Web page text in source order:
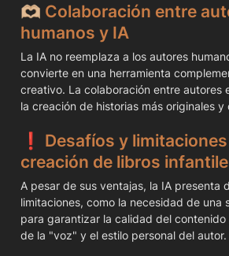
🫶🏼 Colaboración entre
humanos y IA
La IA no reemplaza a los autores
convierte en una herramienta
creativo. La colaboración entre autores
la creación de historias más originales y
❗️ Desafíos y limitaciones
creación de libros
A pesar de sus ventajas, la IA presenta
limitaciones, como la necesidad de una
para garantizar la calidad del
de la "voz" y el estilo personal del autor.